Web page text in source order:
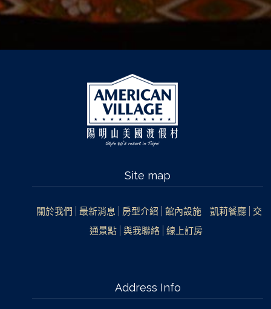
Site map
關於我們 最新消息 房型介紹 館內設施 凱莉餐廳
交
通景點
與我聯絡 線上訂房
Address Info